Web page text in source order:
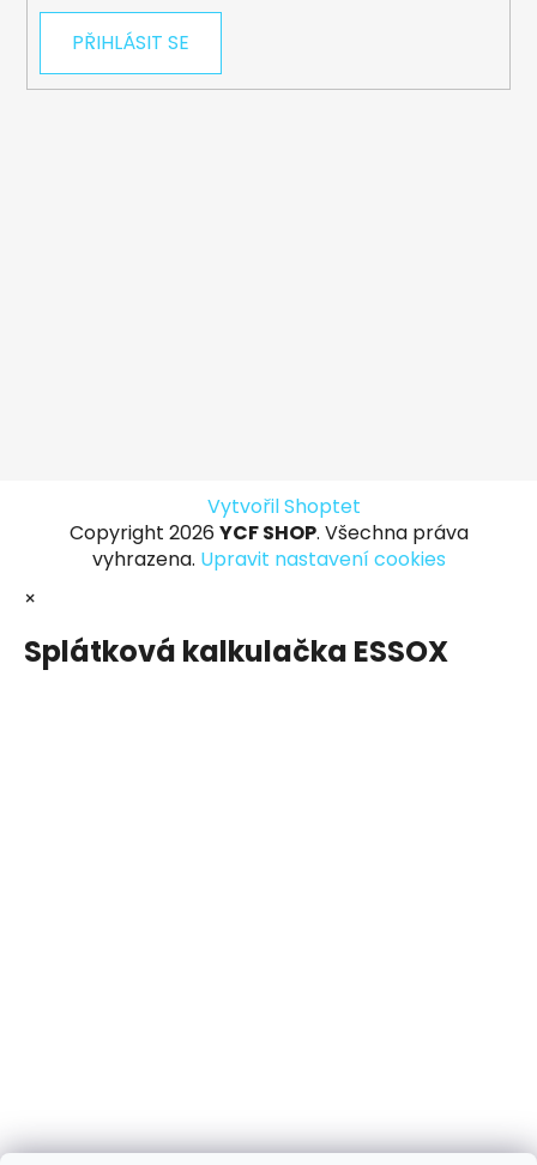
PŘIHLÁSIT SE
Vytvořil Shoptet
Copyright 2026 YCF SHOP. Všechna práva
vyhrazena. Upravit nastavení cookies
×
Splátková kalkulačka ESSOX